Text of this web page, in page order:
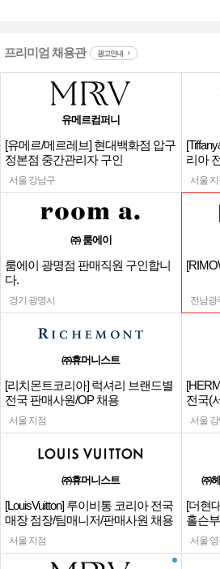
프리미엄 채용관 광고안내
유메르컴퍼니
[유메르/메르레브] 현대백화점 압구
정본점 중간관리자 구인
서울 강남구
리아
서울 지
㈜ 룸에이
룸에이 광명점 판매직원 구인합니
다.
경기 광명시 전남광
㈜휴머니스트
[리치몬트코리아] 럭셔리 브랜드별
전국 판매사원/OP 채용
서울 지점
전국(
원
서울
㈜휴머니스트
[LouisVuitton] 루이비통 코리아 전국
매장 점장/팀매니저/판매사원 채용
서울 지점
㈜
[더현
홀슨
서울